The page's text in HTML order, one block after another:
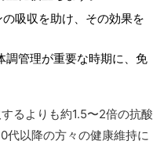
吸収を助け、その効果を
調管理が重要な時期に、免
るよりも約1.5〜2倍の抗酸
代以降の方々の健康維持に